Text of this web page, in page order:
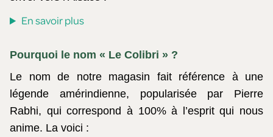
En savoir plus
Pourquoi le nom « Le Colibri » ?
Le nom de notre magasin fait référence à une
légende amérindienne, popularisée par Pierre
Rabhi, qui correspond à 100% à l’esprit qui nous
anime. La voici :